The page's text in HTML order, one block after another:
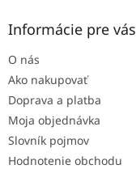
Informácie pre vás
O nás
Ako nakupovať
Doprava a platba
Moja objednávka
Slovník pojmov
Hodnotenie obchodu